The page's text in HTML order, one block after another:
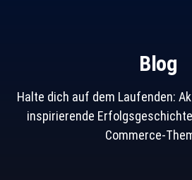
Blog
Halte dich auf dem Laufenden:
inspirierende
Commerce-